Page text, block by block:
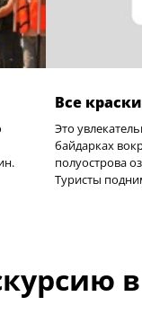
Все
Это
байдарках
полуострова
Туристы